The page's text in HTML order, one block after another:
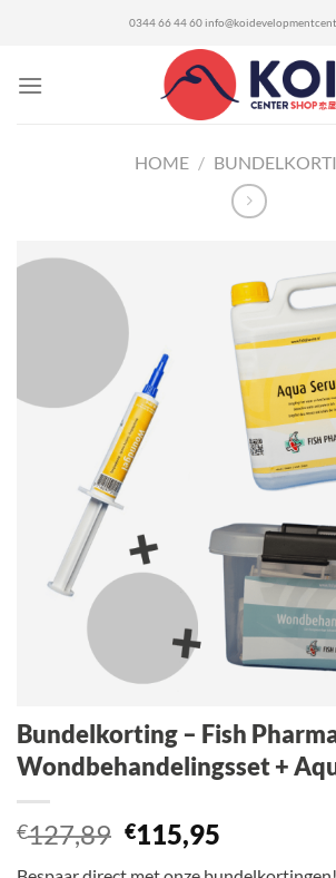
0344 66 44 60
HOME /
Bundelkorting – Fish
Wondbehandelingsset +
€127,89 Oorspronkelijke
€115,95